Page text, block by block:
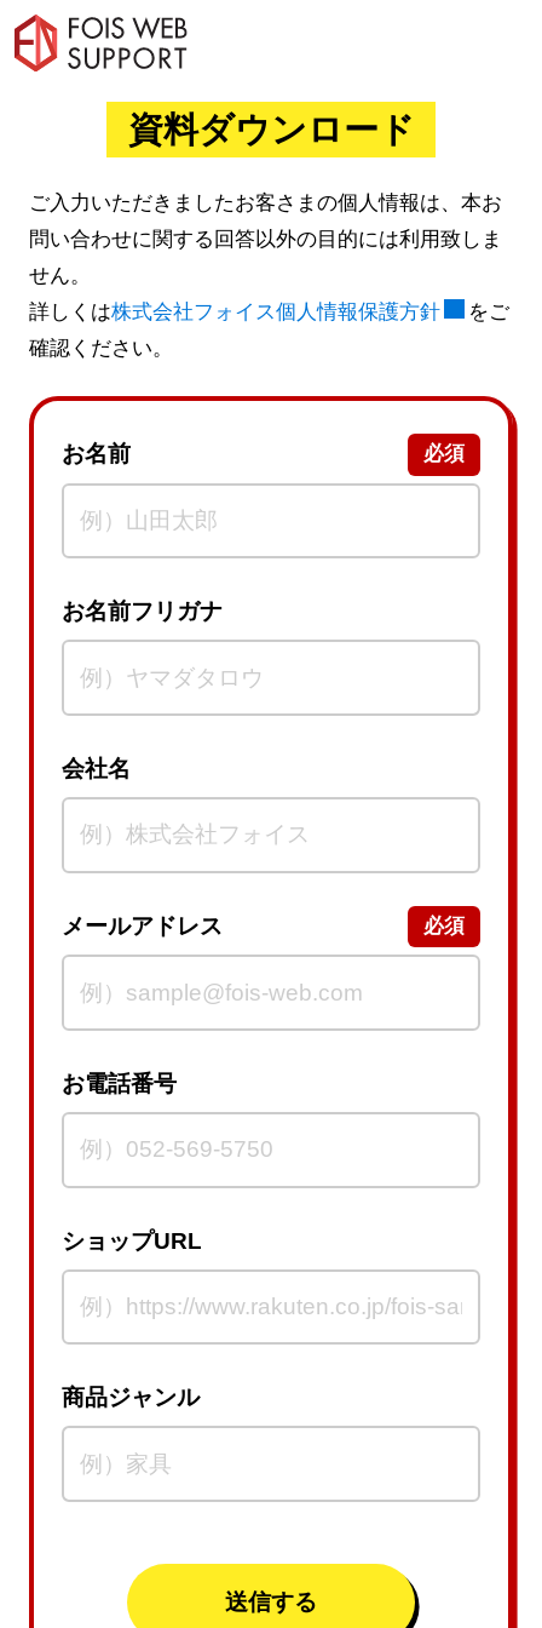
資料ダウンロード
ご入力いただきましたお客さまの個人情報は、本お
問い合わせに関する回答以外の目的には利用致しま
せん。
詳しくは株式会社フォイス個人情報保護方針
をご
確認ください。
お名前 必須
お名前フリガナ
会社名
メールアドレス 必須
お電話番号
ショップURL
商品ジャンル